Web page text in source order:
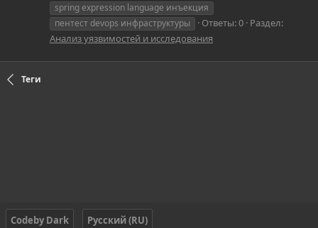
spring expression language инъекция
пентест devops инфраструктуры
Ответы: 0 Раздел:
Анализ уязвимостей и исследования
Теги
Codeby Dark
Русский (RU)